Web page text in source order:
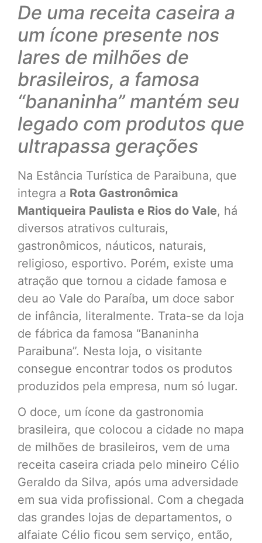
De uma receita caseira a
um ícone presente nos
lares de milhões de
brasileiros, a famosa
“bananinha” mantém seu
legado com produtos que
ultrapassa gerações
Na Estância Turística de Paraibuna, que
integra a Rota Gastronômica
Mantiqueira Paulista e Rios do Vale, há
diversos atrativos culturais,
gastronômicos, náuticos, naturais,
religioso, esportivo. Porém, existe uma
atração que tornou a cidade famosa e
deu ao Vale do Paraíba, um doce sabor
de infância, literalmente. Trata-se da loja
de fábrica da famosa “Bananinha
Paraibuna”. Nesta loja, o visitante
consegue encontrar todos os produtos
produzidos pela empresa, num só lugar.
O doce, um ícone da gastronomia
brasileira, que colocou a cidade no mapa
de milhões de brasileiros, vem de uma
receita caseira criada pelo mineiro Célio
Geraldo da Silva, após uma adversidade
em sua vida profissional. Com a chegada
das grandes lojas de departamentos, o
alfaiate Célio ficou sem serviço, então,